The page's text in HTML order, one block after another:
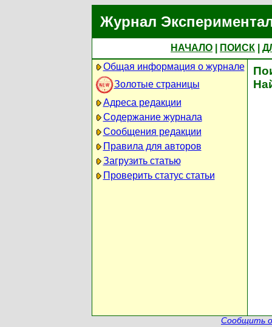
Журнал
НАЧАЛО ПОИСК
Общая информация о журнале
Золотые страницы
Адреса редакции
Содержание журнала
Сообщения редакции
Правила для авторов
Загрузить статью
Проверить статус статьи
Сообщить о